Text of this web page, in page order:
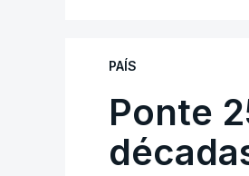
PAÍS
Ponte